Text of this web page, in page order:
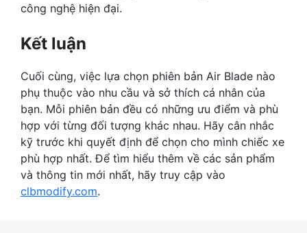
công nghệ hiện đại.
Kết luận
Cuối cùng, việc lựa chọn phiên bản Air Blade nào
phụ thuộc vào nhu cầu và sở thích cá nhân của
bạn. Mỗi phiên bản đều có những ưu điểm và phù
hợp với từng đối tượng khác nhau. Hãy cân nhắc
kỹ trước khi quyết định để chọn cho mình chiếc xe
phù hợp nhất. Để tìm hiểu thêm về các sản phẩm
và thông tin mới nhất, hãy truy cập vào
clbmodify.com.